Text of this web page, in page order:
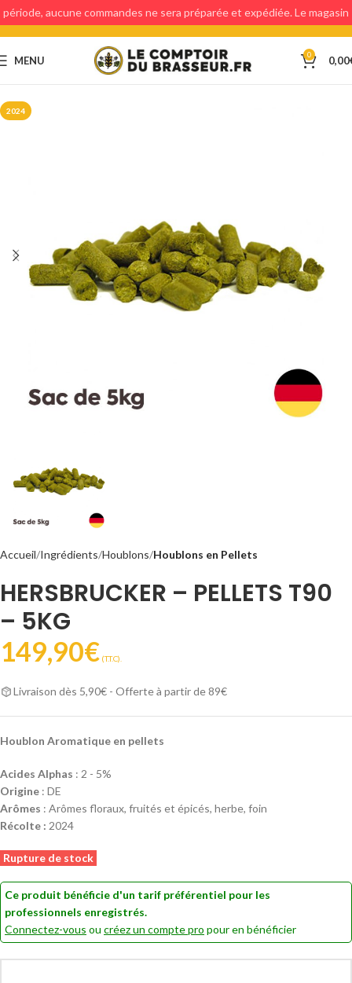
MENU 0 0,00
2024
Accueil Ingrédients Houblons Houblons en Pellets
HERSBRUCKER – PELLETS T90
– 5KG
149,90€ (T.T.C).
Livraison dès 5,90€ - Offerte à partir de 89€
Houblon Aromatique en pellets
Acides Alphas : 2 - 5%
Origine : DE
Arômes : Arômes floraux, fruités et épicés, herbe, foin
Récolte : 2024
Rupture de stock
Ce produit bénéficie d'un tarif préférentiel pour les
professionnels enregistrés.
Connectez-vous ou créez un compte pro pour en bénéficier
période, aucune commandes ne sera préparée et expédiée. Le magasin
étant fermé, aucun retraits en magasin ne sera possible.